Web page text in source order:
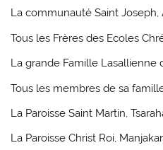
La communauté Saint
Tous les Frères des Ecoles
La grande Famille Lasallienne
Tous les membres de sa
La Paroisse Saint Martin,
La Paroisse Christ Roi,